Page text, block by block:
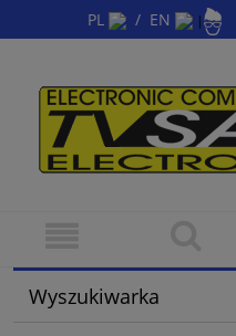
PL / EN |
Wyszukiwarka